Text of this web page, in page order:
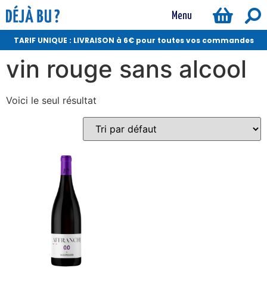
Menu
TARIF UNIQUE : LIVRAISON à 6€ pour toutes vos commandes
vin rouge sans alcool
Voici le seul résultat